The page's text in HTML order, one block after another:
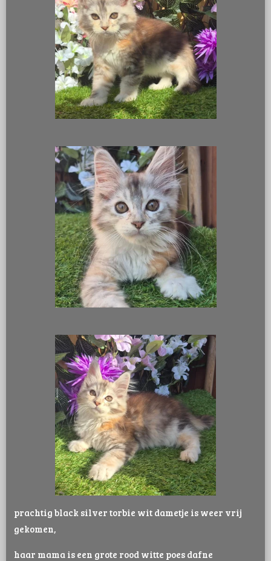
prachtig black silver torbie wit dametje is weer vrij
gekomen,
haar mama is een grote rood witte poes dafne